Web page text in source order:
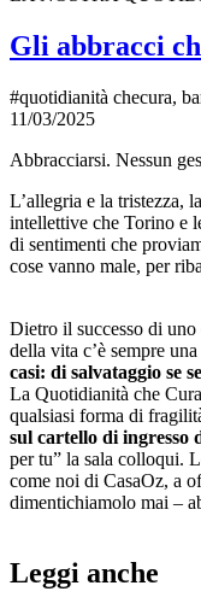
Gli abbracci
#quotidianità checura,
11/03/2025
Abbracciarsi. Nessun
L’allegria e la tristezza,
intellettive che Torino e
di sentimenti che
cose vanno male, per
Dietro il successo di
della vita c’è sempre
casi: di salvataggio se
La Quotidianità che
qualsiasi forma di
sul cartello di ingresso
per tu” la sala colloqui.
come noi di CasaOz, a
dimentichiamolo mai –
Leggi anche